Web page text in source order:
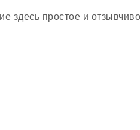
здесь простое и